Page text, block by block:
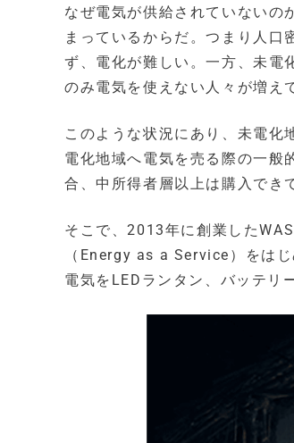
なぜ電気が供給されていないの
まっているからだ。つまり人口
ず、電化が難しい。一方、未電
のみ電気を使えない人々が増え
このような状況にあり、未電化
電化地域へ電気を売る際の一般
合、中所得者層以上は購入でき
そこで、2013年に創業した
（Energy as a Service）をは
電気をLEDランタン、バッテリ